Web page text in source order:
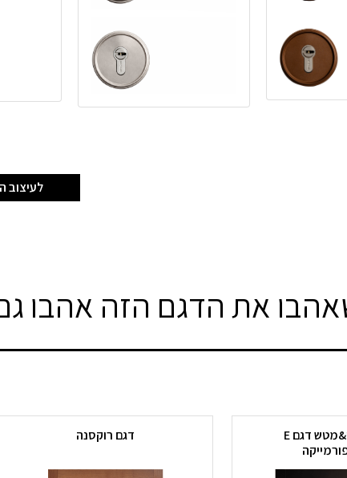
לעיצוב
את הדגם הזה אהבו
דגם מיקס&מטש דגם E
דגם רוקסנה